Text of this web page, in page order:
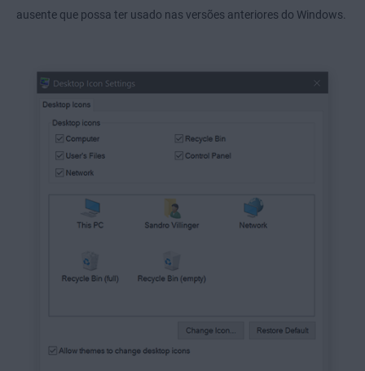
ausente que possa ter usado nas versões anteriores do Windows.